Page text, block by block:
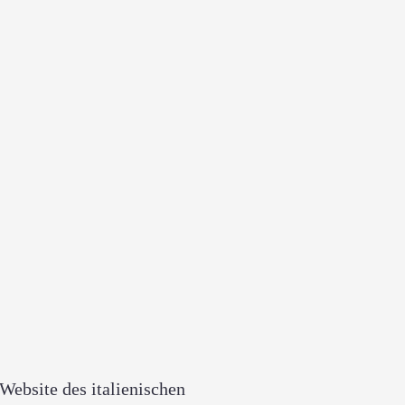
des italienischen